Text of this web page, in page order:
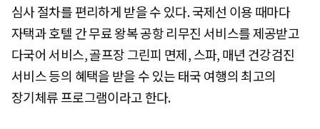
심사 절차를 편리하게 받을 수 있다. 국제선 이용 때마다
자택과 호텔 간 무료 왕복 공항 리무진 서비스를 제공받고
다국어 서비스, 골프장 그린피 면제, 스파, 매년 건강검진
서비스 등의 혜택을 받을 수 있는 태국 여행의 최고의
장기체류 프로그램이라고 한다.